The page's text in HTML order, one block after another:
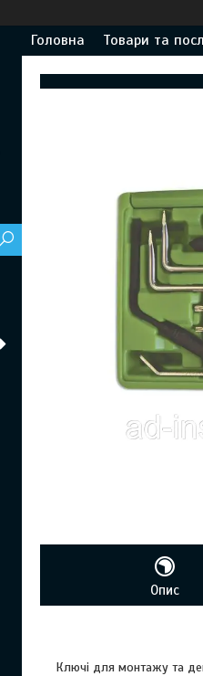
Головна Товари та
Опис
Ключі для монтажу та